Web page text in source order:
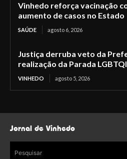
Vinhedo reforça vacinação
aumento de casos no Estado
SAÚDE agosto 6, 2026
Justiça derruba veto da
realização da Parada
VINHEDO agosto 5, 2026
Jornal de Vinhedo
Pesquisar